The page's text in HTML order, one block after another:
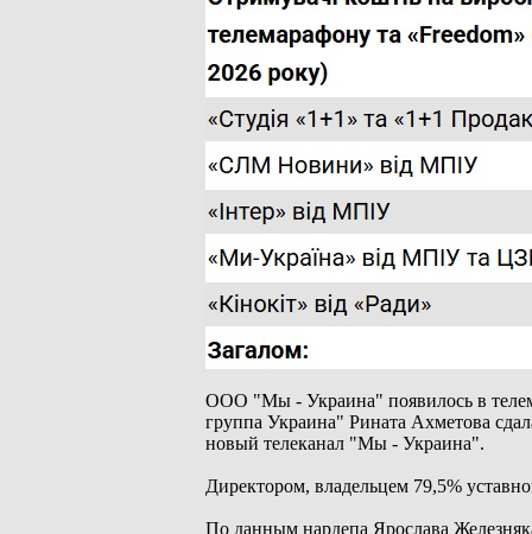
ООО "Мы - Украина" появилось в
группа Украина" Рината Ахметова
новый телеканал "Мы - Украина".
Директором, владельцем 79,5%
По данным нардепа Ярослава